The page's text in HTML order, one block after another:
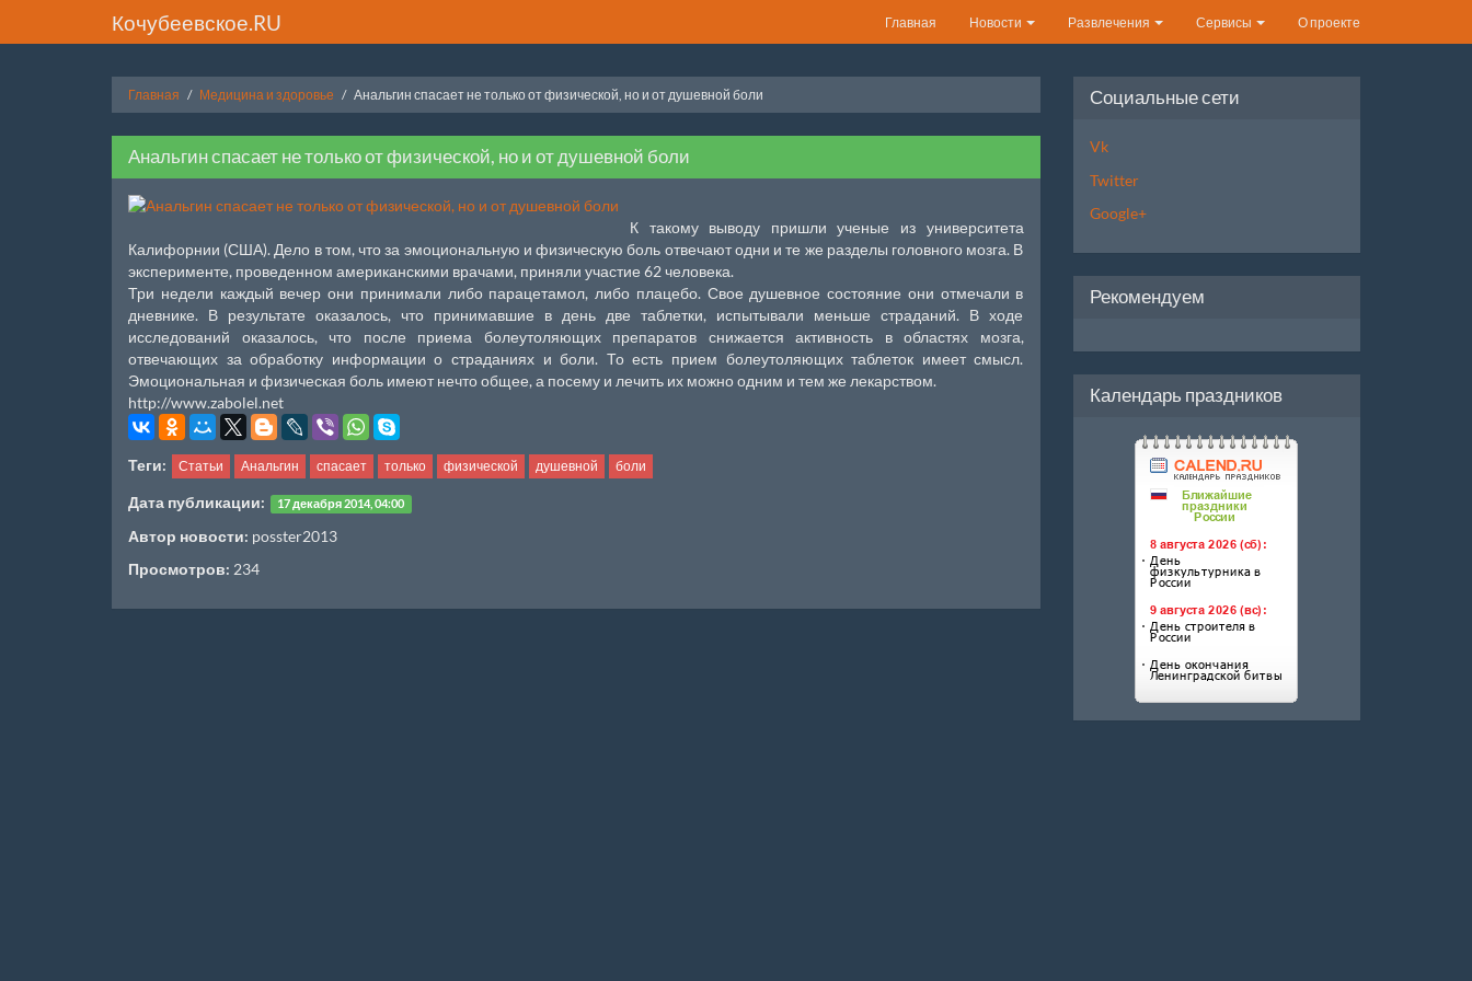
Кочубеевское.RU Главная Новости Развлечения Сервисы О проекте
Главная Медицина и здоровье Анальгин спасает не только от физической, но и от душевной боли
Анальгин спасает не только от физической, но и от душевной боли
К такому выводу пришли ученые из университета
Калифорнии (США). Дело в том, что за эмоциональную и физическую боль отвечают одни и те же разделы головного мозга. В
эксперименте, проведенном американскими врачами, приняли участие 62 человека.
Три недели каждый вечер они принимали либо парацетамол, либо плацебо. Свое душевное состояние они отмечали в
дневнике. В результате оказалось, что принимавшие в день две таблетки, испытывали меньше страданий. В ходе
исследований оказалось, что после приема болеутоляющих препаратов снижается активность в областях мозга,
отвечающих за обработку информации о страданиях и боли. То есть прием болеутоляющих таблеток имеет смысл.
Эмоциональная и физическая боль имеют нечто общее, а посему и лечить их можно одним и тем же лекарством.
http://www.zabolel.net
Теги: Статьи Анальгин спасает только физической душевной боли
Дата публикации: 17 декабря 2014, 04:00
Автор новости: posster2013
Просмотров: 234
Социальные сети
Vk
Twitter
Google+
Рекомендуем
Календарь праздников